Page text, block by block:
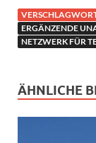
ERGÄNZENDE
NETZWERK FÜR
ÄHNLICHE